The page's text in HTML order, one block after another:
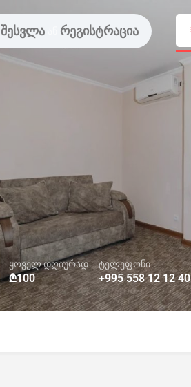
შესვლა რეგისტრაცია
ყოველ დღიურად
₾100
ტელეფონი
+995 558 12 12 40